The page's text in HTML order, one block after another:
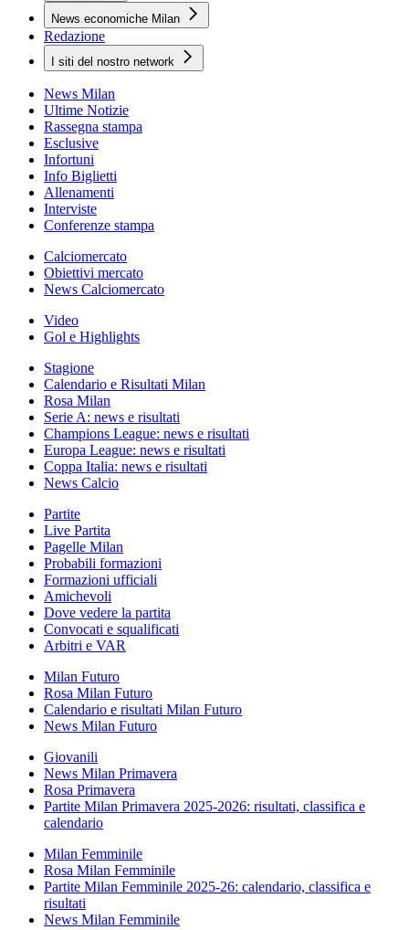
News economiche Milan
Redazione
I siti del nostro network
News Milan
Ultime Notizie
Rassegna stampa
Esclusive
Infortuni
Info Biglietti
Allenamenti
Interviste
Conferenze stampa
Calciomercato
Obiettivi mercato
News Calciomercato
Video
Gol e Highlights
Stagione
Calendario e Risultati Milan
Rosa Milan
Serie A: news e risultati
Champions League: news e risultati
Europa League: news e risultati
Coppa Italia: news e risultati
News Calcio
Partite
Live Partita
Pagelle Milan
Probabili formazioni
Formazioni ufficiali
Amichevoli
Dove vedere la partita
Convocati e squalificati
Arbitri e VAR
Milan Futuro
Rosa Milan Futuro
Calendario e risultati Milan Futuro
News Milan Futuro
Giovanili
News Milan Primavera
Rosa Primavera
Partite Milan Primavera 2025-2026: risultati, classifica e
calendario
Milan Femminile
Rosa Milan Femminile
Partite Milan Femminile 2025-26: calendario, classifica e
risultati
News Milan Femminile